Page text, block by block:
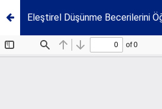
Eleştirel Düşünme Becerilerini